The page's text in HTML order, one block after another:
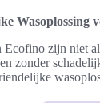
Wasoplossing
Ecofino zijn niet
zonder